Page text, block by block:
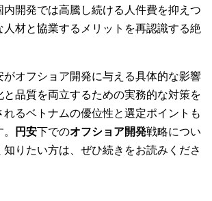
内開発では高騰し続ける人件費を抑えつ
材と協業するメリットを再認識する絶
オフショア開発に与える具体的な影響
と品質を両立するための実務的な対策を
るベトナムの優位性と選定ポイントも
円安下でのオフショア開発戦略につい
りたい方は、ぜひ続きをお読みくださ